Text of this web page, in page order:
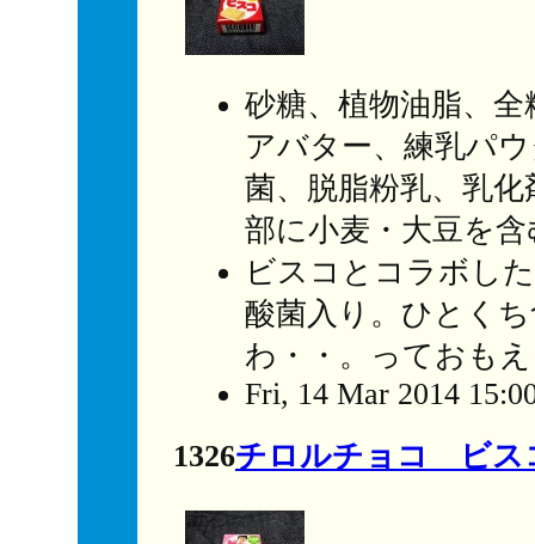
砂糖、植物油脂、
アバター、練乳パ
菌、脱脂粉乳、乳
部に小麦・大豆を含
ビスコとコラボし
酸菌入り。ひとく
わ・・。っておも
Fri, 14 Mar 2014
1326チロルチョコ ビス